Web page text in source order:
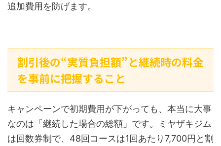
追加費用を防げます。
割引後の“実質負担額”と継続時の料金
を事前に把握すること
キャンペーンで初期費用が下がっても、本当に大事
なのは「継続した場合の総額」です。ミヤザキジム
は回数券制で、48回コースは1回あたり7,700円と割